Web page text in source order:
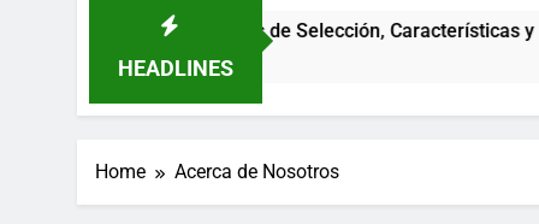
HEADLINES
Programática: Criterios de Selección, Características y
Home Acerca de Nosotros